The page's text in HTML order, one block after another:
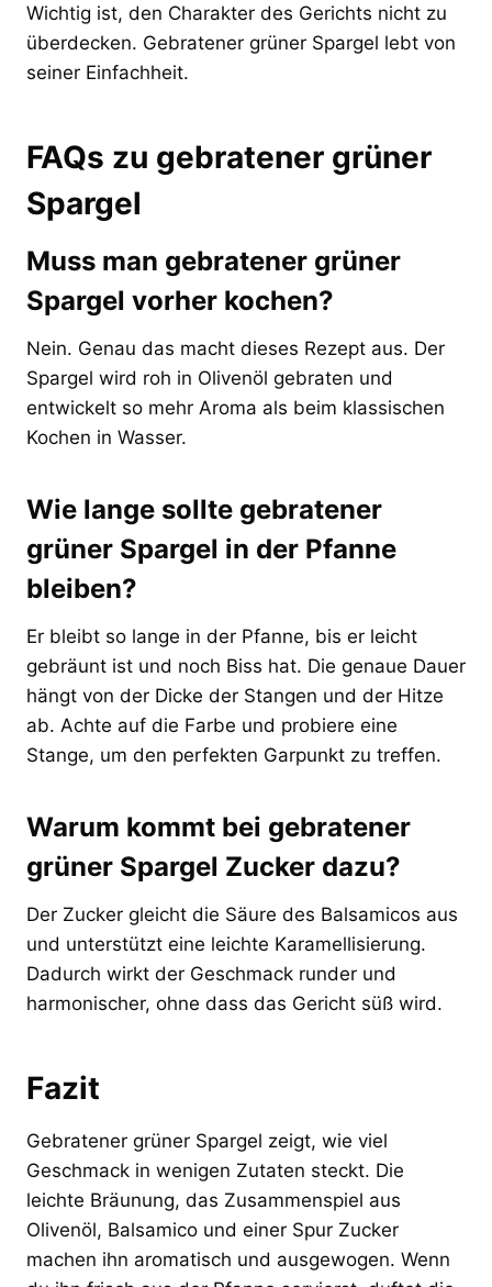
Wichtig ist, den Charakter des Gerichts nicht zu
überdecken. Gebratener grüner Spargel lebt von
seiner Einfachheit.
FAQs zu gebratener grüner
Spargel
Muss man gebratener grüner
Spargel vorher kochen?
Nein. Genau das macht dieses Rezept aus. Der
Spargel wird roh in Olivenöl gebraten und
entwickelt so mehr Aroma als beim klassischen
Kochen in Wasser.
Wie lange sollte gebratener
grüner Spargel in der Pfanne
bleiben?
Er bleibt so lange in der Pfanne, bis er leicht
gebräunt ist und noch Biss hat. Die genaue Dauer
hängt von der Dicke der Stangen und der Hitze
ab. Achte auf die Farbe und probiere eine
Stange, um den perfekten Garpunkt zu treffen.
Warum kommt bei gebratener
grüner Spargel Zucker dazu?
Der Zucker gleicht die Säure des Balsamicos aus
und unterstützt eine leichte Karamellisierung.
Dadurch wirkt der Geschmack runder und
harmonischer, ohne dass das Gericht süß wird.
Fazit
Gebratener grüner Spargel zeigt, wie viel
Geschmack in wenigen Zutaten steckt. Die
leichte Bräunung, das Zusammenspiel aus
Olivenöl, Balsamico und einer Spur Zucker
machen ihn aromatisch und ausgewogen. Wenn